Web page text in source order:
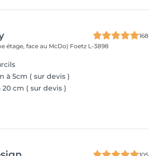
168
étage, face au McDo) Foetz L-3898
à 5cm ( sur devis )
cm ( sur devis )